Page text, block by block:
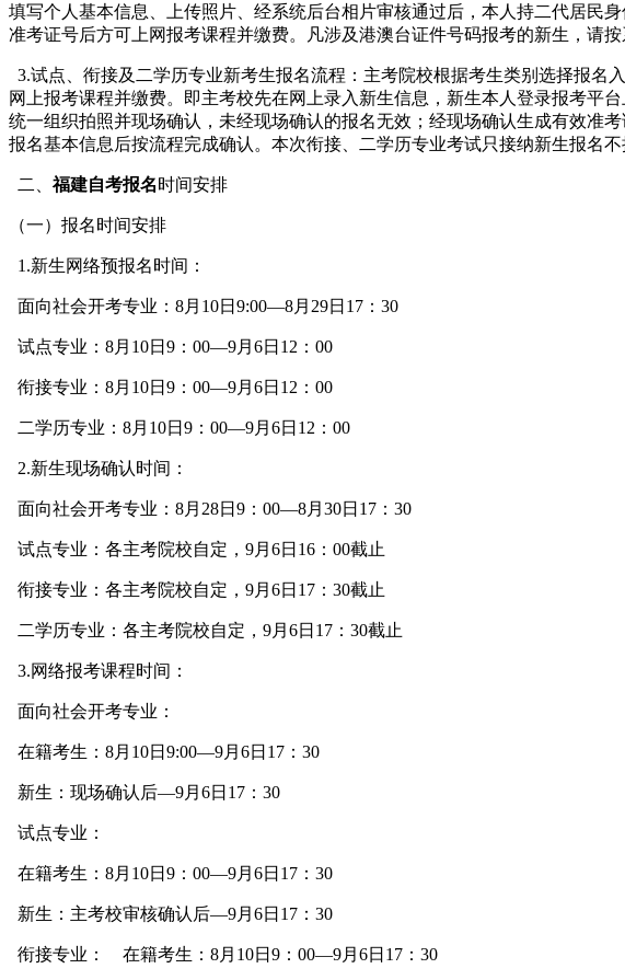
填写个人基本信息、上传照片、经系统后台相片审核通过后，本人持二代居民
准考证号后方可上网报考课程并缴费。凡涉及港澳台证件号码报考的新生，请按
3.试点、衔接及二学历专业新考生报名流程：主考院校根据考生类别选择
网上报考课程并缴费。即主考校先在网上录入新生信息，新生本人登录报考平
统一组织拍照并现场确认，未经现场确认的报名无效；经现场确认生成有效准
报名基本信息后按流程完成确认。本次衔接、二学历专业考试只接纳新生报名不
二、福建自考报名时间安排
（一）报名时间安排
1.新生网络预报名时间：
面向社会开考专业：8月10日9:00—8月29日17：30
试点专业：8月10日9：00—9月6日12：00
衔接专业：8月10日9：00—9月6日12：00
二学历专业：8月10日9：00—9月6日12：00
2.新生现场确认时间：
面向社会开考专业：8月28日9：00—8月30日17：30
试点专业：各主考院校自定，9月6日16：00截止
衔接专业：各主考院校自定，9月6日17：30截止
二学历专业：各主考院校自定，9月6日17：30截止
3.网络报考课程时间：
面向社会开考专业：
在籍考生：8月10日9:00—9月6日17：30
新生：现场确认后—9月6日17：30
试点专业：
在籍考生：8月10日9：00—9月6日17：30
新生：主考校审核确认后—9月6日17：30
衔接专业： 在籍考生：8月10日9：00—9月6日17：30